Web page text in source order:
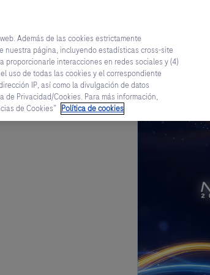
Recursos para tí Roche Campus
Además de las cookies estrictamente
nuestra página, incluyendo estadísticas cross-site
proporcionarle interacciones en redes sociales y (4)
uso de todas las cookies y el correspondiente
IP, así como la divulgación de datos
de Privacidad/Cookies. Para más información,
de Cookies” Política de cookies